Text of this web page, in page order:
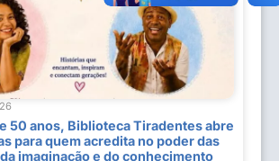
50 anos, Biblioteca Tiradentes abre
para quem acredita no poder das
imaginação e do conhecimento